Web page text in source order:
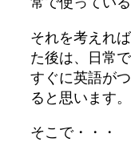
それを考えれ
た後は、日常
すぐに英語が
ると思います。
そこで・・・